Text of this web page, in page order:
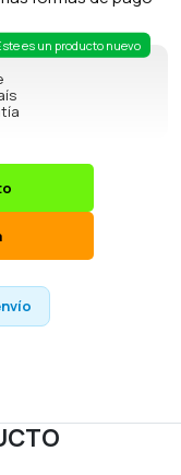
es un producto nuevo